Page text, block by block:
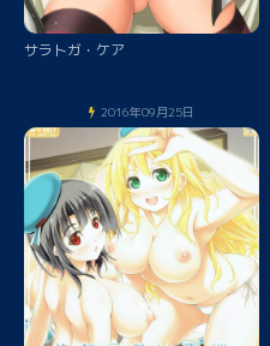
サラトガ・ケア
2016年09月25日